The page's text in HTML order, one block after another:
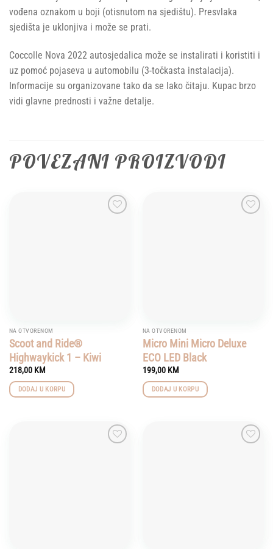
vođena oznakom u boji (otisnutom na sjedištu). Presvlaka
sjedišta je uklonjiva i može se prati.
Coccolle Nova 2022 autosjedalica može se instalirati i koristiti i
uz pomoć pojaseva u automobilu (3-točkasta instalacija).
Informacije su organizovane tako da se lako čitaju. Kupac brzo
vidi glavne prednosti i važne detalje.
POVEZANI PROIZVODI
NA OTVORENOM
Scoot and Ride®
Highwaykick 1 – Kiwi
218,00 KM
DODAJ U KORPU
NA OTVORENOM
Micro Mini Micro Deluxe
ECO LED Black
199,00 KM
DODAJ U KORPU